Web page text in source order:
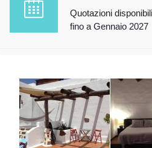
Quotazioni
fino a Gennaio 2027